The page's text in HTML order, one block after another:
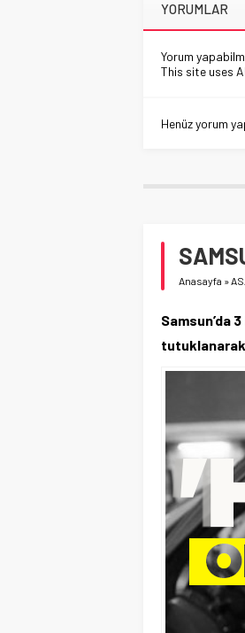
YORUMLAR
Yorum
This site uses
Henüz yorum
Anasayfa »
Samsun’da